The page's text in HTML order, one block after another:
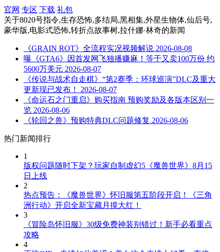
官网 专区 下载 礼包
关于8020号指令,生存恐怖,多结局,黑相集,外星生物体,仙后号,
豪华版,电影式恐怖,转折点故事树,拉什娜·林奇的新闻
《GRAIN ROT》全流程实况视频解说 2026-08-08
曝《GTA6》因首发网飞独播赚麻！等于又卖100万份 约
5600万美元 2026-08-07
《传说与战术自走棋》“第2赛季：环球巡演”DLC及重大
更新现已发布！
2026-08-07
《命运石之门重启》购买指南 预购奖励及各版本区别一
览 2026-08-06
《轮回之兽》预购特典DLC问题修复 2026-08-06
热门新闻排行
1
版权问题随时下架？玩家自制虚幻5《魔兽世界》8月15
日上线
2
热点预告：《魔兽世界》怀旧服第五阶段开启！《三角
洲行动》开启全新宝藏月摸大红！
3
《冒险岛怀旧服》30级免费神装别错过！新手必看重点
攻略
4